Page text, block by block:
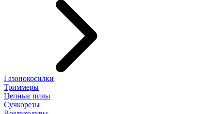
Газонокосилки
Триммеры
Цепные пилы
Cучкорезы